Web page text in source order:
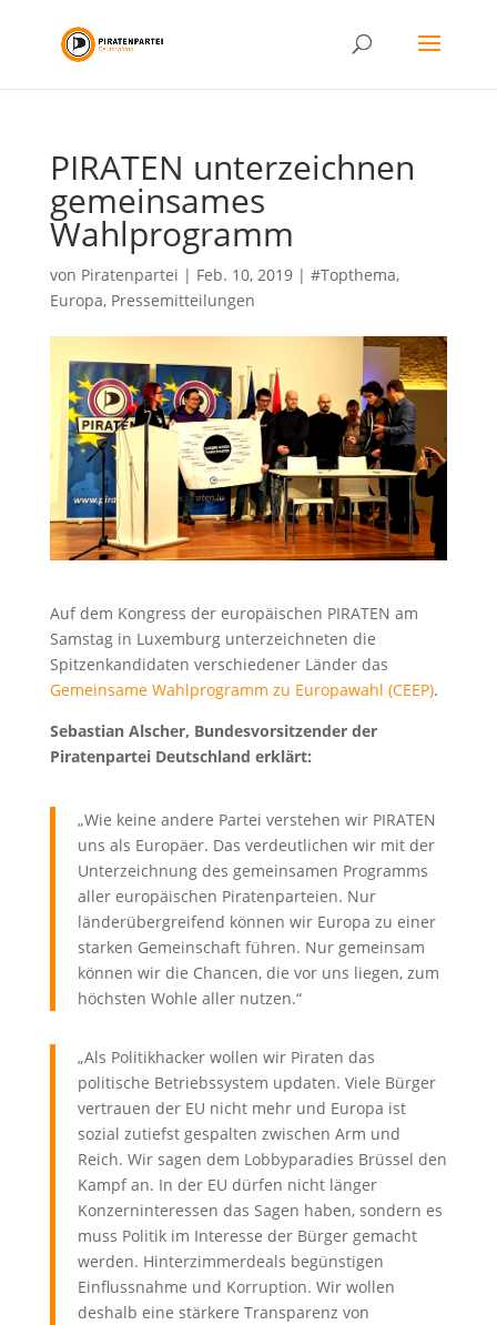
PIRATEN unterzeichnen
gemeinsames
Wahlprogramm
von Piratenpartei | Feb. 10, 2019| #Topthema,
Europa, Pressemitteilungen
Auf dem Kongress der europäischen PIRATEN am
Samstag in Luxemburg unterzeichneten die
Spitzenkandidaten verschiedener Länder das
Gemeinsame Wahlprogramm zu Europawahl (CEEP).
Sebastian Alscher, Bundesvorsitzender der
Piratenpartei Deutschland erklärt:
„Wie keine andere Partei verstehen wir PIRATEN
uns als Europäer. Das verdeutlichen wir mit der
Unterzeichnung des gemeinsamen Programms
aller europäischen Piratenparteien. Nur
länderübergreifend können wir Europa zu einer
starken Gemeinschaft führen. Nur gemeinsam
können wir die Chancen, die vor uns liegen, zum
höchsten Wohle aller nutzen.“
„Als Politikhacker wollen wir Piraten das
politische Betriebssystem updaten. Viele Bürger
vertrauen der EU nicht mehr und Europa ist
sozial zutiefst gespalten zwischen Arm und
Reich. Wir sagen dem Lobbyparadies Brüssel den
Kampf an. In der EU dürfen nicht länger
Konzerninteressen das Sagen haben, sondern es
muss Politik im Interesse der Bürger gemacht
werden. Hinterzimmerdeals begünstigen
Einflussnahme und Korruption. Wir wollen
deshalb eine stärkere Transparenz von